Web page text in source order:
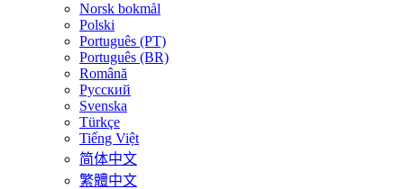
Norsk bokmål
Polski
Português (PT)
Português (BR)
Română
Русский
Svenska
Türkçe
Tiếng Việt
简体中文
繁體中文